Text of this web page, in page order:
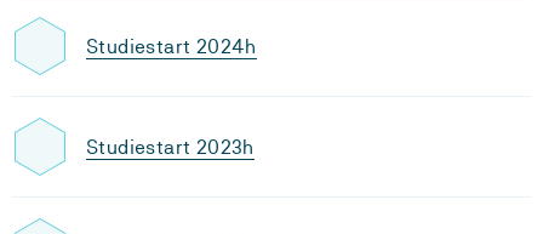
Studiestart 2024h
Studiestart 2023h